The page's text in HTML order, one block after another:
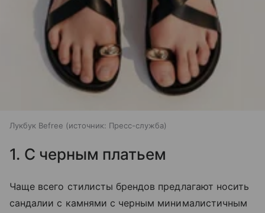
Лукбук Befree источник: Пресс-служба
1. С черным платьем
Чаще всего стилисты брендов предлагают носить
сандалии с камнями с черным минималистичным